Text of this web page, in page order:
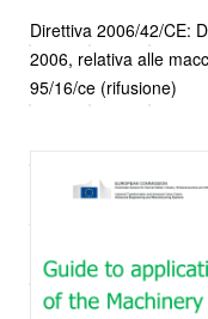
Direttiva 2006/42/CE:
2006, relativa alle
95/16/ce (rifusione)